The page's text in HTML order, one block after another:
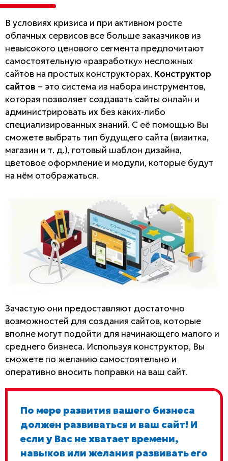
В условиях кризиса и при активном росте
облачных сервисов все больше заказчиков из
невысокого ценового сегмента предпочитают
самостоятельную «разработку» несложных
сайтов на простых конструкторах. Конструктор
сайтов – это система из набора инструментов,
которая позволяет создавать сайты онлайн и
администрировать их без каких-либо
специализированных знаний. С её помощью Вы
сможете выбрать тип будущего сайта (визитка,
магазин и т. д.), готовый шаблон дизайна,
цветовое оформление и модули, которые будут
на нём отображаться.
Зачастую они предоставляют достаточно
возможностей для создания сайтов, которые
вполне могут подойти для начинающего малого и
среднего бизнеса. Используя конструктор, Вы
сможете по желанию самостоятельно и
оперативно вносить поправки на ваш сайт.
По мере развития вашего бизнеса
должен развиваться и ваш сайт! И
если у Вас не хватает времени,
навыков или желания развивать его